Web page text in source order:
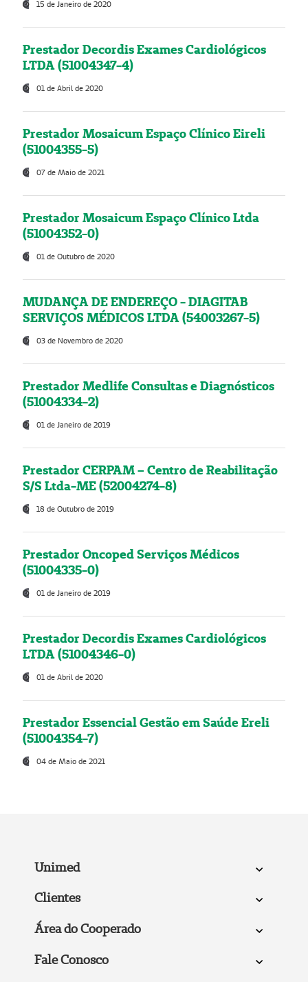
15 de Janeiro de 2020
Prestador Decordis Exames Cardiológicos
LTDA (51004347-4)
01 de Abril de 2020
Prestador Mosaicum Espaço Clínico Eireli
(51004355-5)
07 de Maio de 2021
Prestador Mosaicum Espaço Clínico Ltda
(51004352-0)
01 de Outubro de 2020
MUDANÇA DE ENDEREÇO - DIAGITAB
SERVIÇOS MÉDICOS LTDA (54003267-5)
03 de Novembro de 2020
Prestador Medlife Consultas e Diagnósticos
(51004334-2)
01 de Janeiro de 2019
Prestador CERPAM – Centro de Reabilitação
S/S Ltda-ME (52004274-8)
18 de Outubro de 2019
Prestador Oncoped Serviços Médicos
(51004335-0)
01 de Janeiro de 2019
Prestador Decordis Exames Cardiológicos
LTDA (51004346-0)
01 de Abril de 2020
Prestador Essencial Gestão em Saúde Ereli
(51004354-7)
04 de Maio de 2021
Unimed
Clientes
Área do Cooperado
Fale Conosco